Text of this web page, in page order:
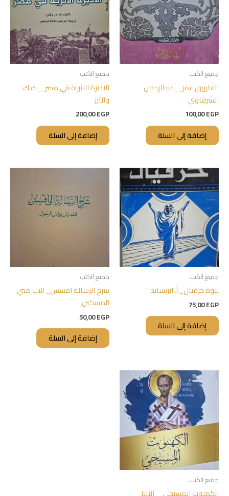
جميع الكتب
الفاروق عمر__عبدالرحمن
الشرقاوي
100,00EGP
إضافة إلى السلة
جميع الكتب
الاديرة الاثرية في مصر__ك.ك.
والترز
200,00EGP
إضافة إلى السلة
جميع الكتب
نبوة حزقيال_ أ. ايرنسايد
75,00EGP
إضافة إلى السلة
جميع الكتب
شرح الرسالة افسس_ الاب متي
المسكين
50,00EGP
إضافة إلى السلة
جميع الكتب
الكهنوت المسيحي__الانبا